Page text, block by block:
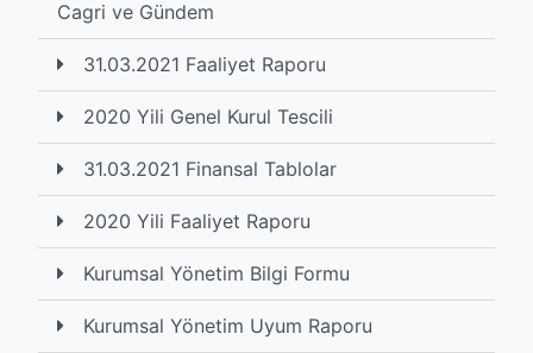
Cagri ve Gündem
31.03.2021 Faaliyet Raporu
2020 Yili Genel Kurul Tescili
31.03.2021 Finansal Tablolar
2020 Yili Faaliyet Raporu
Kurumsal Yönetim Bilgi Formu
Kurumsal Yönetim Uyum Raporu